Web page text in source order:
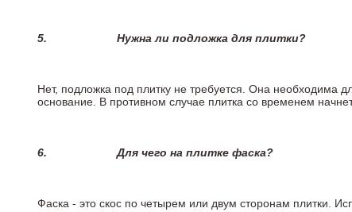
5. Нужна ли подложка для плитки?
Нет, подложка под плитку не требуется. Она необходима
основание. В противном случае плитка со временем
6.Для чего на плитке фаска?
Фаска - это скос по четырем или двум сторонам плитки.